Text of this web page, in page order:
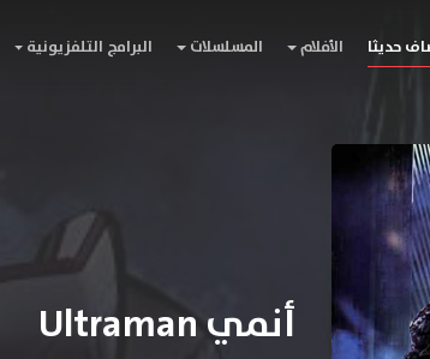
حديثا الأفلام المسلسلات البرامج التلفزيونية
أنمي Ultraman